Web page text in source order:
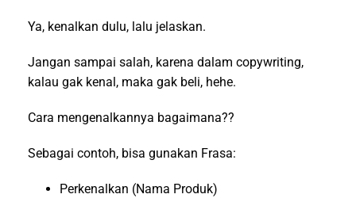
Ya, kenalkan dulu, lalu jelaskan.
Jangan sampai salah, karena dalam copywriting,
kalau gak kenal, maka gak beli, hehe.
Cara mengenalkannya bagaimana??
Sebagai contoh, bisa gunakan Frasa:
Perkenalkan (Nama Produk)